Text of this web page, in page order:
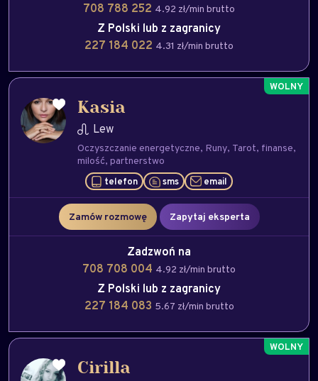
708 788 252 4.92 zł/min brutto
Z Polski lub z zagranicy
227 184 022 4.31 zł/min brutto
Kasia
Lew
Oczyszczanie energetyczne Runy Tarot finanse
milość partnerstwo
telefon sms email
Zamów rozmowę Zapytaj eksperta
Zadzwoń na
708 708 004 4.92 zł/min brutto
Z Polski lub z zagranicy
227 184 083 5.67 zł/min brutto
Cirilla